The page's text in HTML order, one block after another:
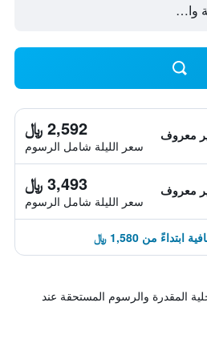
معروف 2,592 ﷼
سعر الليلة شامل الرسوم
معروف 3,493 ﷼
سعر الليلة شامل الرسوم
المقدرة والرسوم المستحقة عند